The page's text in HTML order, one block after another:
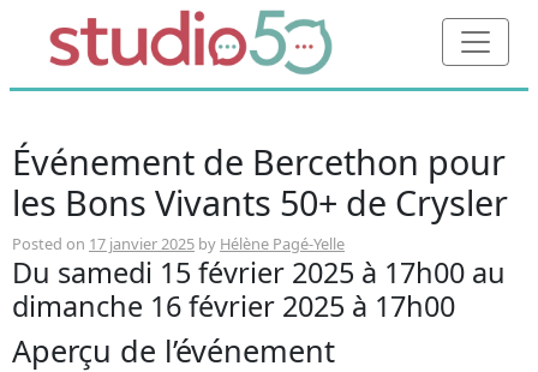
Événement de Bercethon pour
les Bons Vivants 50+ de Crysler
Posted on 17 janvier 2025 by Hélène Pagé-Yelle
Du samedi 15 février 2025 à 17h00 au
dimanche 16 février 2025 à 17h00
Aperçu de l’événement